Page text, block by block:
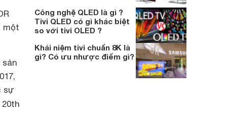
một
sự
20th
Công nghệ QLED là gì ?
Tivi QLED có gì khác biệt
so với tivi OLED ?
Khái niệm tivi chuẩn 8K là
gì? Có ưu nhược điểm gì?